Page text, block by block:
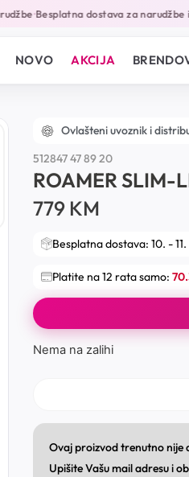
•Besplatna dostava za narudžbe
NOVO AKCIJA
Ovlašteni uvoznik i
512847 47 89 20
ROAMER SLIM-
779 KM
Besplatna dostava: 10. -
Platite na 12 rata samo:
Nema na zalihi
Ovaj proizvod trenutno nije
Upišite Vašu mail adresu i